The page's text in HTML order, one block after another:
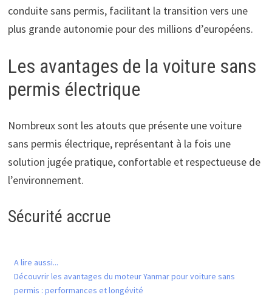
conduite sans permis, facilitant la transition vers une
plus grande autonomie pour des millions d’européens.
Les avantages de la voiture sans
permis électrique
Nombreux sont les atouts que présente une voiture
sans permis électrique, représentant à la fois une
solution jugée pratique, confortable et respectueuse de
l’environnement.
Sécurité accrue
A lire aussi...
Découvrir les avantages du moteur Yanmar pour voiture sans
permis : performances et longévité